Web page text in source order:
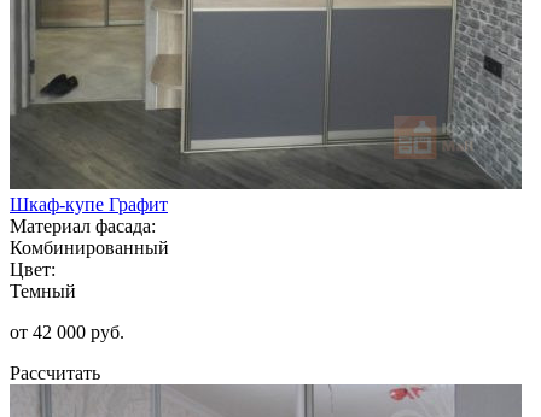
Шкаф-купе Графит
Материал фасада:
Комбинированный
Цвет:
Темный
от 42 000 руб.
Рассчитать